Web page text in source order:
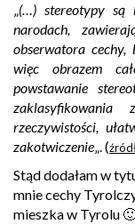
„(…) stereotypy są
narodach,
obserwatora
więc obrazem
powstawanie
zaklasyfikowania
rzeczywistości,
zakotwiczenie„. (
Stąd dodałam w
mnie cechy
mieszka w Tyrolu